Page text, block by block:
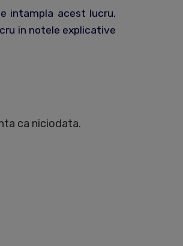
intampla acest lucru,
in notele explicative
ca niciodata.